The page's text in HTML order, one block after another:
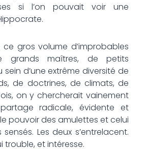
si l’on pouvait voir une
gros volume d’improbables
grands maîtres, de petits
d’une extrême diversité de
de doctrines, de climats, de
on y chercherait vainement
radicale, évidente et
pouvoir des amulettes et celui
Les deux s’entrelacent.
trouble, et intéresse.